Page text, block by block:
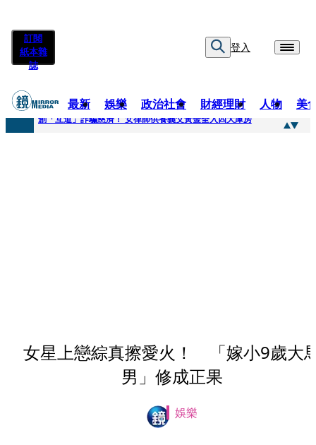
訂閱
紙本雜
誌
登入
最新 娛樂 政治社會 財經理財 人物 美
快訊
創「互道」詐騙慈濟！ 女律師供養義父黃金全入四大庫房
女星上戀綜真擦愛火！ 「嫁小9歲大
男」修成正果
娛樂